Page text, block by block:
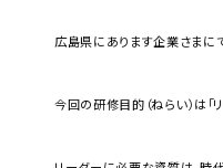
広島県にあります企業さまに
今回の研修目的（ねらい）は「